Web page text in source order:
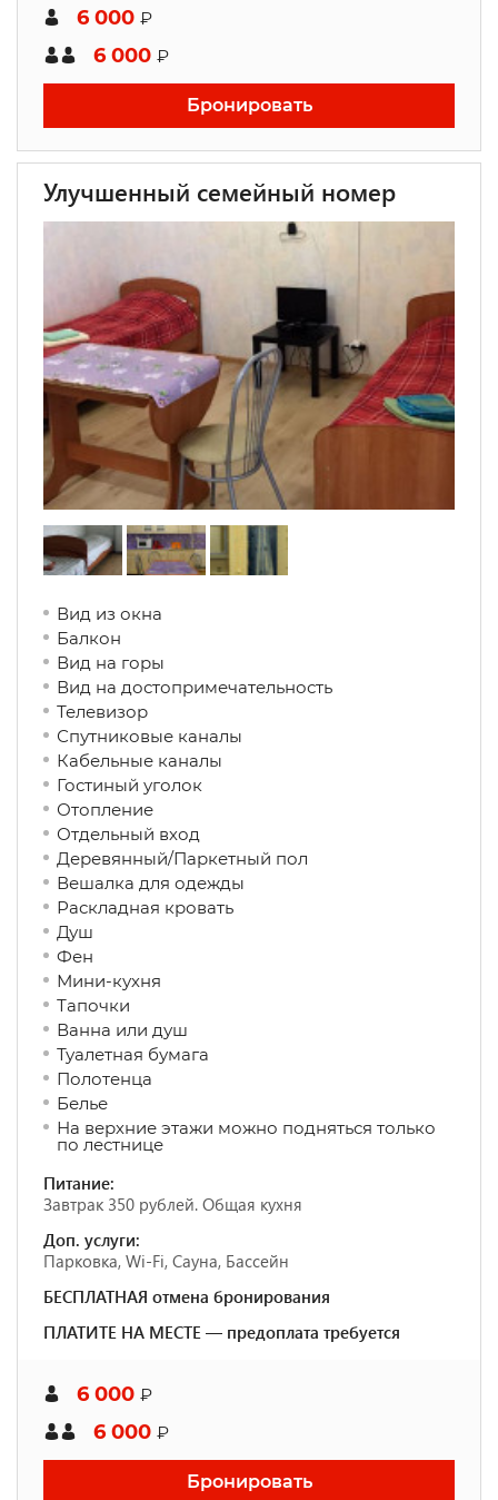
6 000 ₽
6 000 ₽
Бронировать
Улучшенный семейный номер
Вид из окна
Балкон
Вид на горы
Вид на достопримечательность
Телевизор
Спутниковые каналы
Кабельные каналы
Гостиный уголок
Отопление
Отдельный вход
Деревянный/Паркетный пол
Вешалка для одежды
Раскладная кровать
Душ
Фен
Мини-кухня
Тапочки
Ванна или душ
Туалетная бумага
Полотенца
Белье
На верхние этажи можно подняться только
по лестнице
Питание:
Завтрак 350 рублей. Общая кухня
Доп. услуги:
Парковка, Wi-Fi, Сауна, Бассейн
БЕСПЛАТНАЯ отмена бронирования
ПЛАТИТЕ НА МЕСТЕ — предоплата требуется
6 000 ₽
6 000 ₽
Бронировать